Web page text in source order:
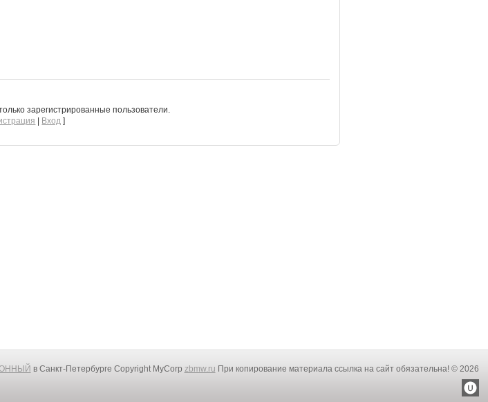
зарегистрированные пользователи.
| Вход ]
в Санкт-Петербурге Copyright MyCorp zbmw.ru При копирование материала ссылка на сайт обязательна! © 2026